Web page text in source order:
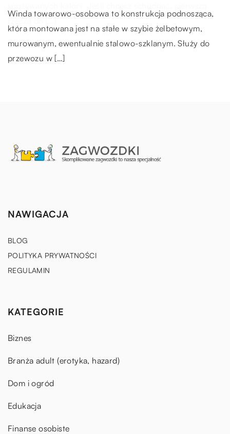
bezpieczne, wygodne i funkcjonalne. Aby tak […]
rzeczą do […]
Winda towarowo-osobowa to konstrukcja podnosząca,
która montowana jest na stałe w szybie żelbetowym,
murowanym, ewentualnie stalowo-szklanym. Służy do
przewozu w […]
NAWIGACJA
BLOG
POLITYKA PRYWATNOŚCI
REGULAMIN
KATEGORIE
Biznes
Branża adult (erotyka, hazard)
Dom i ogród
Edukacja
Finanse osobiste